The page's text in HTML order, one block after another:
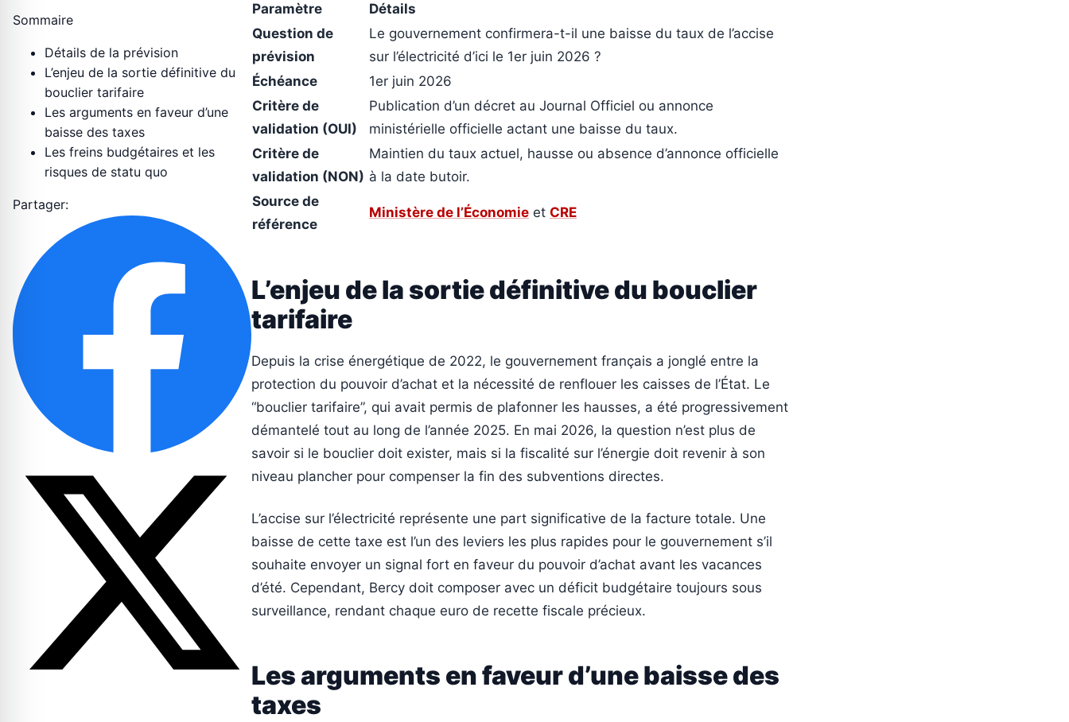
Sommaire
Détails de la prévision
L’enjeu de la sortie définitive du
bouclier tarifaire
Les arguments en faveur d’une
baisse des taxes
Les freins budgétaires et les
risques de statu quo
Partager:
Paramètre
Détails
Question de
prévision
Le gouvernement confirmera-t-il une baisse du taux de l’accise
sur l’électricité d’ici le 1er juin 2026 ?
Échéance
1er juin 2026
Critère de
validation (OUI)
Publication d’un décret au Journal Officiel ou annonce
ministérielle officielle actant une baisse du taux.
Critère de
validation (NON)
Maintien du taux actuel, hausse ou absence d’annonce officielle
à la date butoir.
Source de
référence
Ministère de l’Économie et CRE
L’enjeu de la sortie définitive du bouclier
tarifaire
Depuis la crise énergétique de 2022, le gouvernement français a jonglé entre la
protection du pouvoir d’achat et la nécessité de renflouer les caisses de l’État. Le
“bouclier tarifaire”, qui avait permis de plafonner les hausses, a été progressivement
démantelé tout au long de l’année 2025. En mai 2026, la question n’est plus de
savoir si le bouclier doit exister, mais si la fiscalité sur l’énergie doit revenir à son
niveau plancher pour compenser la fin des subventions directes.
L’accise sur l’électricité représente une part significative de la facture totale. Une
baisse de cette taxe est l’un des leviers les plus rapides pour le gouvernement s’il
souhaite envoyer un signal fort en faveur du pouvoir d’achat avant les vacances
d’été. Cependant, Bercy doit composer avec un déficit budgétaire toujours sous
surveillance, rendant chaque euro de recette fiscale précieux.
Les arguments en faveur d’une baisse des
taxes